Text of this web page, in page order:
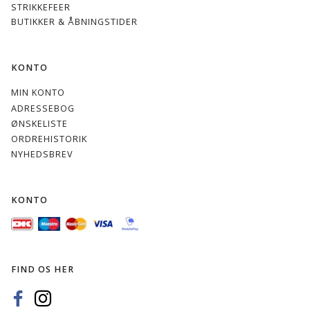
STRIKKEFEER
BUTIKKER & ÅBNINGSTIDER
KONTO
MIN KONTO
ADRESSEBOG
ØNSKELISTE
ORDREHISTORIK
NYHEDSBREV
KONTO
FIND OS HER